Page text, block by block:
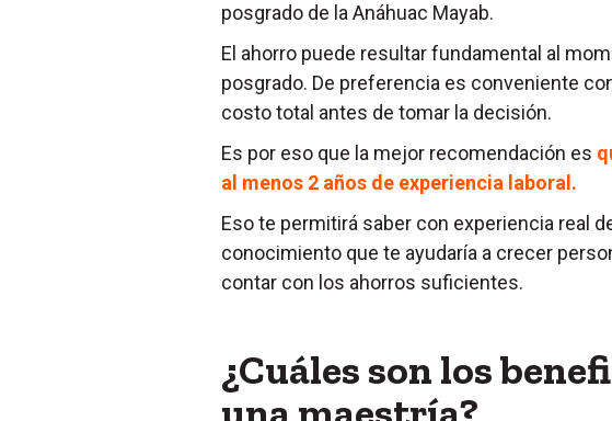
posgrado de la Anáhuac Mayab.
El ahorro puede resultar fundamental al
posgrado. De preferencia es conveniente
costo total antes de tomar la decisión.
Es por eso que la mejor recomendación es
al menos 2 años de experiencia laboral.
Eso te permitirá saber con experiencia real
conocimiento que te ayudaría a crecer
contar con los ahorros suficientes.
¿Cuáles son los